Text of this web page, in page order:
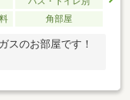
角部屋
スのお部屋です！